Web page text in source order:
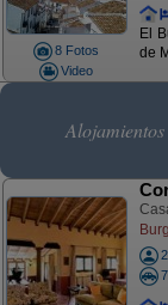
8 Fotos
Video
El
de